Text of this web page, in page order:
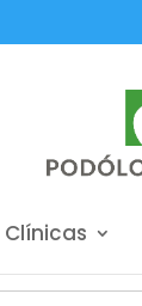
Clínicas